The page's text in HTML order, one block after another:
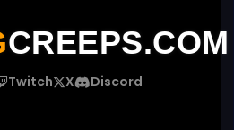
CREEPS.COM
Twitch X Discord